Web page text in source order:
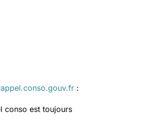
:
conso est toujours